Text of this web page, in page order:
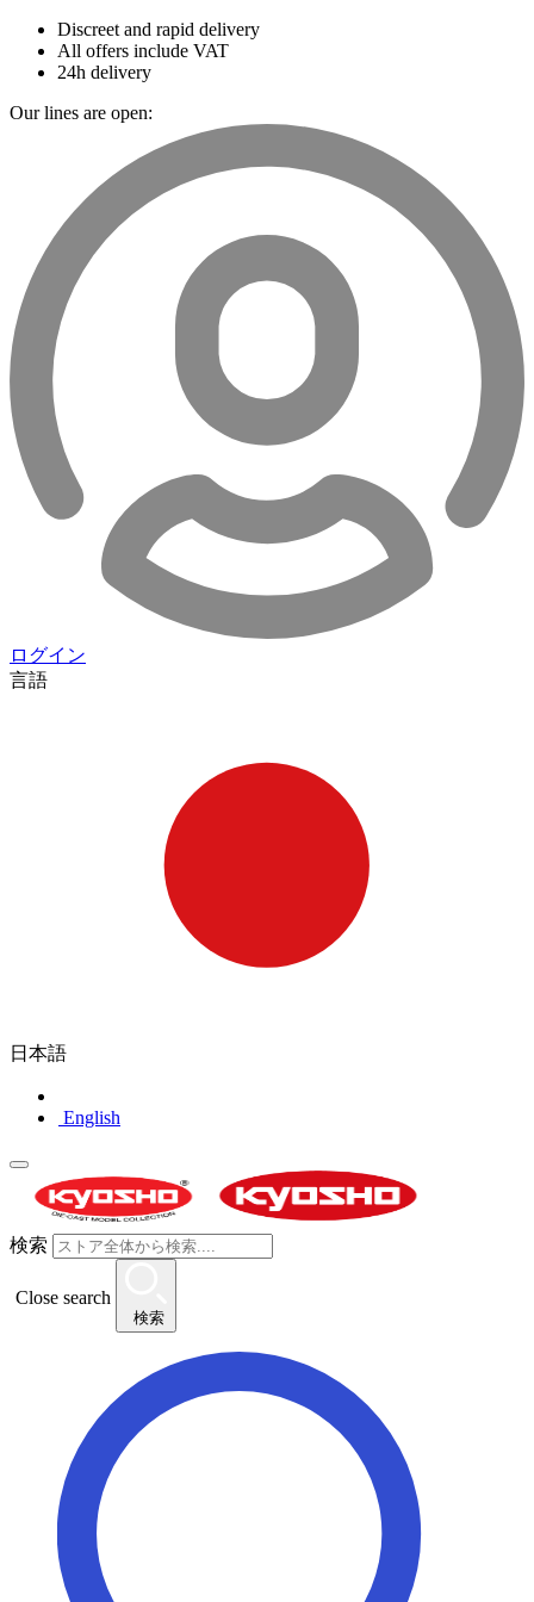
Discreet and rapid delivery
All offers include VAT
24h delivery
Our lines are open:
ログイン
言語
日本語
English
検索
Close search
検索